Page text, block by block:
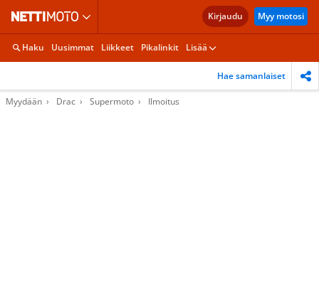
Kirjaudu Myy motosi
Haku Uusimmat Liikkeet Pikalinkit Lisää
Hae samanlaiset
Myydään Drac Supermoto Ilmoitus